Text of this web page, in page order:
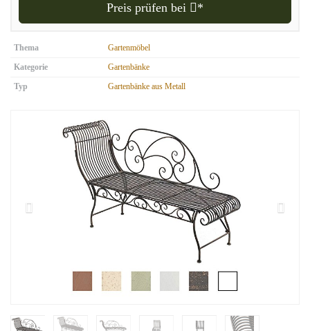
Preis prüfen bei *
Thema
Gartenmöbel
Kategorie
Gartenbänke
Typ
Gartenbänke aus Metall